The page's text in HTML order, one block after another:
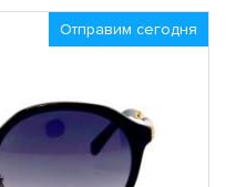
Отправим сегодня